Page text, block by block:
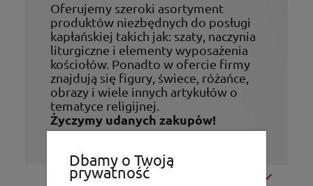
Oferujemy szeroki asortyment
produktów niezbędnych do posługi
kapłańskiej takich jak: szaty, naczynia
liturgiczne i elementy wyposażenia
kościołów. Ponadto w ofercie firmy
znajdują się figury, świece, różańce,
obrazy i wiele innych artykułów o
tematyce religijnej.
Życzymy udanych zakupów!
Moje konto
Dbamy o Twoją
prywatność